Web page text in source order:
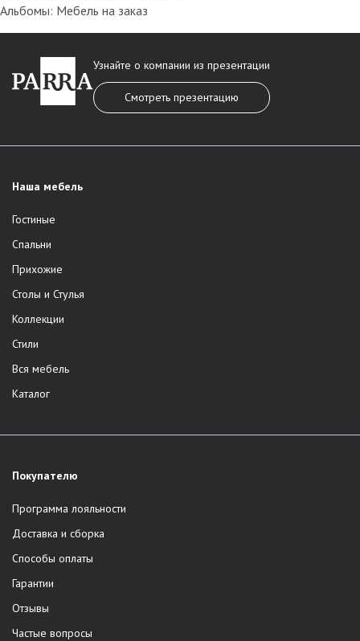
Альбомы: Мебель на заказ
Наша мебель
Гостиные
Спальни
Прихожие
Столы и Стулья
Коллекции
Стили
Вся мебель
Каталог
Покупателю
Программа лояльности
Доставка и сборка
Способы оплаты
Гарантии
Отзывы
Частые вопросы
Узнайте о компании из презентации
Смотреть презентацию